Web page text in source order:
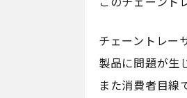
チェーントレー
製品に問題が生
また消費者目線